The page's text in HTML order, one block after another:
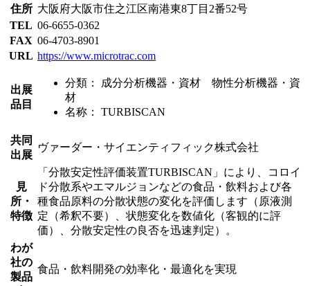
住所 大阪府大阪市住之江区南港東8丁目2番52号
TEL 06-6655-0362
FAX 06-4703-8901
URL https://www.microtrac.com
出展
品目
分類：
成分分析機器・資材 物性分析機器・資
材
名称：
TURBISCAN
共同
出展
ヴァーダー・サイエンティフィック株式会社
見
所・
特徴
「分散安定性評価装置TURBISCAN」により、コロイ
ド分散系やエマルジョンなどの食品・飲料および各
種食品原料の分散状態の変化を評価します（原液測
定（希釈不要）、状態変化を数値化（客観的に評
価）、分散安定性の良否を迅速判定）。
わが
社の
製品
食品・飲料開発の効率化・最適化を実現